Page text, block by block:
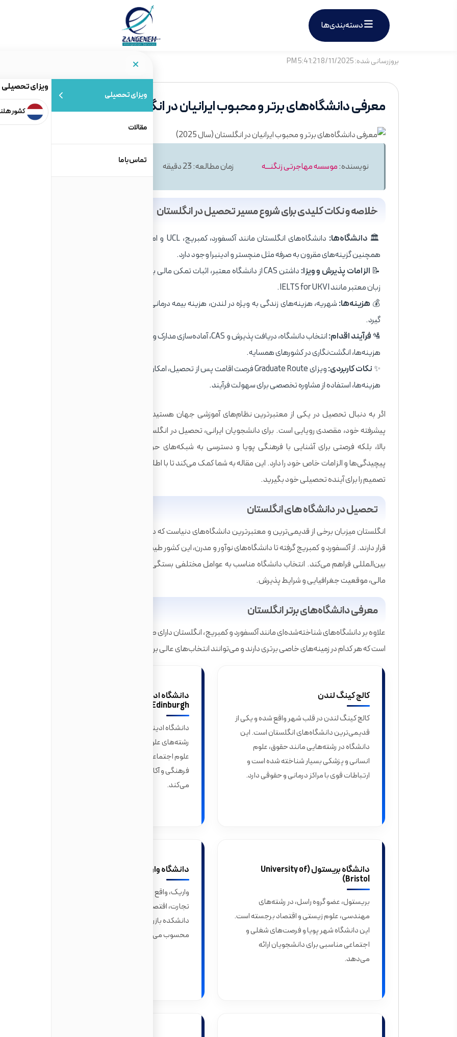
دسته‌بندی‌ها
ویزای تحصیلی
مقالات
تماس با ما
ویزای تحصیلی
کشور
بروزرسانی شده: 8/11/2025 5:41:21 PM
معرفی دانشگاه‌های برتر و محبوب ایرانیان در انگلستان (سال 2025)
نویسنده:موسسه مهاجرتی زنگنـــه زمان مطالعه: 23 دقیقه تاریخ ایجاد: 20 مرداد 1404
خلاصه و نکات کلیدی برای شروع مسیر تحصیل در انگلستان
🏛️ دانشگاه‌ها:
دانشگاه‌های انگلستان مانند آکسفورد، کمبریج، UCL و امپریال کالج محبوب ایرانیان هستند،
همچنین گزینه‌های مقرون به صرفه مثل منچستر و ادینبرا وجود دارد.
📝 الزامات پذیرش و ویزا:
داشتن CAS از دانشگاه معتبر، اثبات تمکن مالی برای شهریه و هزینه زندگی، ارائه مدرک
زبان معتبر مانند IELTS for UKVI.
💰 هزینه‌ها:
گیرد.
🛂 فرآیند اقدام:
انتخاب دانشگاه، دریافت پذیرش و CAS، آماده‌سازی مدارک ویزا، تکمیل درخواست آنلاین و پرداخت
هزینه‌ها، انگشت‌نگاری در کشورهای همسایه.
✨نکات کاربردی:
ویزای Graduate Route فرصت اقامت پس از تحصیل، امکان کار دانشجویی برای پوشش بخشی از
هزینه‌ها، استفاده از مشاوره تخصصی برای سهولت فرآیند.
اگر به دنبال تحصیل در یکی از معتبرترین نظام‌های آموزشی جهان هستید،
پیشرفته خود، مقصدی رویایی است. برای دانشجویان ایرانی، تحصیل در انگلستان نه تنها یک تجربه آکادمیک سطح
بالا، بلکه فرصتی برای آشنایی با فرهنگی پویا و دسترسی به شبکه‌های حرفه‌ای بین‌المللی است. اما این مسیر،
تصمیم را برای آینده تحصیلی خود بگیرید.
تحصیل در دانشگاه های انگلستان
انگلستان میزبان برخی از قدیمی‌ترین و معتبرترین دانشگاه‌های دنیاست که در رتبه‌بندی‌های جهانی همواره در صدر
قرار دارند. از آکسفورد و کمبریج گرفته تا دانشگاه‌های نوآور و مدرن، این کشور طیف وسیعی از گزینه‌ها را برای دانشجویان
بین‌المللی فراهم می‌کند. انتخاب دانشگاه مناسب به عوامل مختلفی بستگی دارد، از جمله رشته مورد علاقه، بودجه
مالی، موقعیت جغرافیایی و شرایط پذیرش.
معرفی دانشگاه‌های برتر انگلستان
علاوه بر دانشگاه‌های شناخته‌شده‌ای مانند آکسفورد و کمبریج، انگلستان دارای طیف گسترده‌ای از دانشگاه‌های معتبر
است که هر کدام در زمینه‌های خاصی برتری دارند و می‌توانند انتخاب‌های عالی برای شما باشند.
کالج کینگ لندن
کالج کینگ لندن در قلب شهر واقع شده و یکی از
قدیمی‌ترین دانشگاه‌های انگلستان است. این
دانشگاه در رشته‌هایی مانند حقوق، علوم
انسانی و پزشکی بسیار شناخته شده است و
ارتباطات قوی با مراکز درمانی و حقوقی دارد.
Edinburgh)
دانشگاه ادینبرا با تاریخ و معماری بی‌نظیر، در
رشته‌های علوم کامپیوتر، ادبیات انگلیسی و
علوم اجتماعی دارای رتبه بالا است و محیط
فرهنگی و آکادمیک قوی برای دانشجویان فراهم
می‌کند.
دانشگاه بریستول (University of
Bristol)
بریستول، عضو گروه راسل، در رشته‌های
مهندسی، علوم زیستی و اقتصاد برجسته است.
این دانشگاه شهر پویا و فرصت‌های شغلی و
اجتماعی مناسبی برای دانشجویان ارائه
می‌دهد.
دانشگاه واریک (University of Warwick)
واریک، واقع در نزدیکی کاونتری، در رشته‌های
تجارت، اقتصاد و علوم کامپیوتر قوی است و
دانشکده بازرگانی آن یکی از بهترین‌ها در اروپا
محسوب می‌شود.